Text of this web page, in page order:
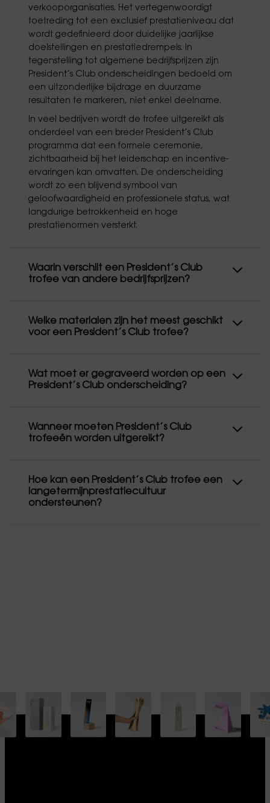
verkooporganisaties. Het vertegenwoordigt
toetreding tot een exclusief prestatieniveau dat
wordt gedefinieerd door duidelijke jaarlijkse
doelstellingen en prestatiedrempels. In
tegenstelling tot algemene bedrijfsprijzen zijn
President’s Club onderscheidingen bedoeld om
een uitzonderlijke bijdrage en duurzame
resultaten te markeren, niet enkel deelname.
In veel bedrijven wordt de trofee uitgereikt als
onderdeel van een breder President’s Club
programma dat een formele ceremonie,
zichtbaarheid bij het leiderschap en incentive-
ervaringen kan omvatten. De onderscheiding
wordt zo een blijvend symbool van
geloofwaardigheid en professionele status, wat
langdurige betrokkenheid en hoge
prestatienormen versterkt.
Waarin verschilt een President’s Club
trofee van andere bedrijfsprijzen?
Welke materialen zijn het meest geschikt
voor een President’s Club trofee?
Wat moet er gegraveerd worden op een
President’s Club onderscheiding?
Wanneer moeten President’s Club
trofeeën worden uitgereikt?
Hoe kan een President’s Club trofee een
langetermijnprestatiecultuur
ondersteunen?